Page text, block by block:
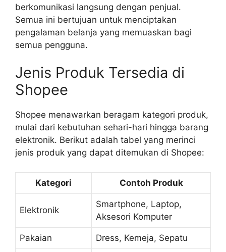
berkomunikasi langsung dengan penjual.
Semua ini bertujuan untuk menciptakan
pengalaman belanja yang memuaskan bagi
semua pengguna.
Jenis Produk Tersedia di
Shopee
Shopee menawarkan beragam kategori produk,
mulai dari kebutuhan sehari-hari hingga barang
elektronik. Berikut adalah tabel yang merinci
jenis produk yang dapat ditemukan di Shopee:
Kategori Contoh Produk
Elektronik
Smartphone, Laptop,
Aksesori Komputer
Pakaian Dress, Kemeja, Sepatu